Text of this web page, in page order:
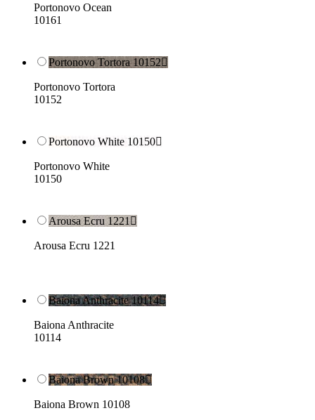
Portonovo Ocean
10161
Portonovo Tortora 10152
Portonovo Tortora
10152
Portonovo White 10150
Portonovo White
10150
Arousa Ecru 1221
Arousa Ecru 1221
Baiona Anthracite 10114
Baiona Anthracite
10114
Baiona Brown 10108
Baiona Brown 10108